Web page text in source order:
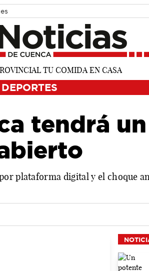
DEPORTES
tendrá
plataforma digital y el choque